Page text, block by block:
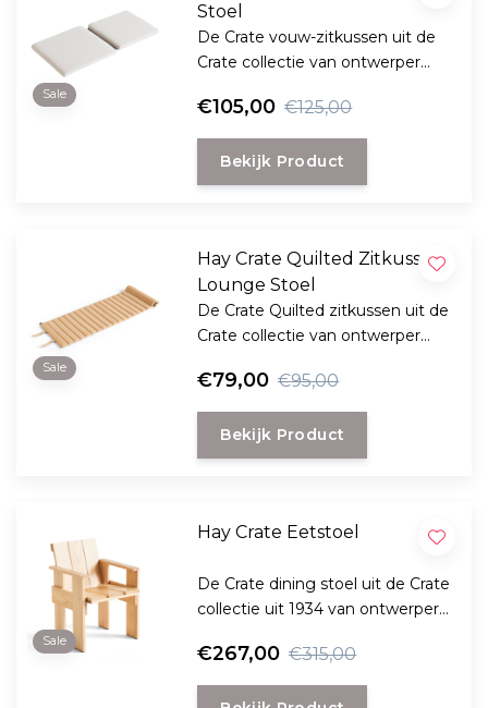
Sale
Stoel
De Crate vouw-zitkussen uit de
Crate collectie van ontwerper
stoel helemaal compleet en
voegt extra zachtheid toe.
€105,00 €125,00
Bekijk Product
Sale
Hay Crate Quilted Zitkussen
Lounge Stoel
De Crate Quilted zitkussen uit de
Crate collectie van ontwerper
stoel helemaal compleet en
voegt extra zachtheid toe.
€79,00 €95,00
Bekijk Product
Sale
Hay Crate Eetstoel
De Crate dining stoel uit de Crate
collectie uit 1934 van ontwerper
beschikbaar, destijds ontworpen
voor hergebruik van houten
€267,00 €315,00